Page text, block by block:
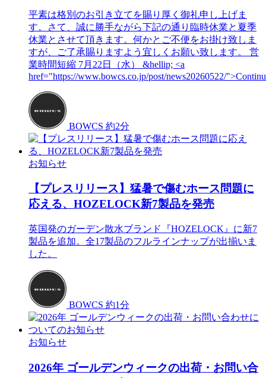
平素は格別のお引き立てを賜り厚く御礼申し上げま
す。さて、誠に勝手ながら下記の通り臨時休業と夏季
休業とさせて頂きます。何かとご不便をお掛け致しま
すが、ご了承賜りますよう宜しくお願い致します。 営
業時間短縮 7月22日（水） &hellip; <a
href="https://www.bowcs.co.jp/post/news20260522/
BOWCS 約2分
お知らせ
【プレスリリース】猛暑で傷むホース問題に
応える、HOZELOCK新7製品を発売
英国発のガーデン散水ブランド『HOZELOCK』に新7
製品を追加。全17製品のフルラインナップが出揃いま
した。
BOWCS 約1分
お知らせ
2026年 ゴールデンウィークの出荷・お問い合